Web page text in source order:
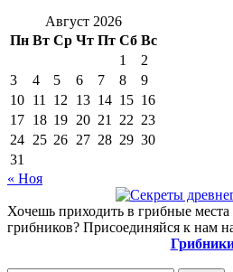
Август 2026
Пн Вт Ср Чт Пт Сб Вс
1
2
3
4 5 6 7 8
9
10 11 12 13 14 15 16
17 18 19 20 21 22 23
24 25 26 27 28 29 30
31
« Ноя
Хочешь приходить в грибные
грибников? Присоединяйся к нам